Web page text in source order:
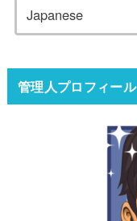
管理人プロフィール